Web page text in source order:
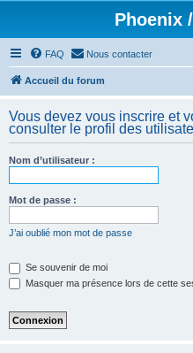
Phoenix
FAQ Nous contacter
Accueil du forum
Vous devez vous inscrire et
consulter le profil des
Nom d’utilisateur :
Mot de passe :
J’ai oublié mon mot de passe
Se souvenir de moi
Masquer ma présence lors de cette